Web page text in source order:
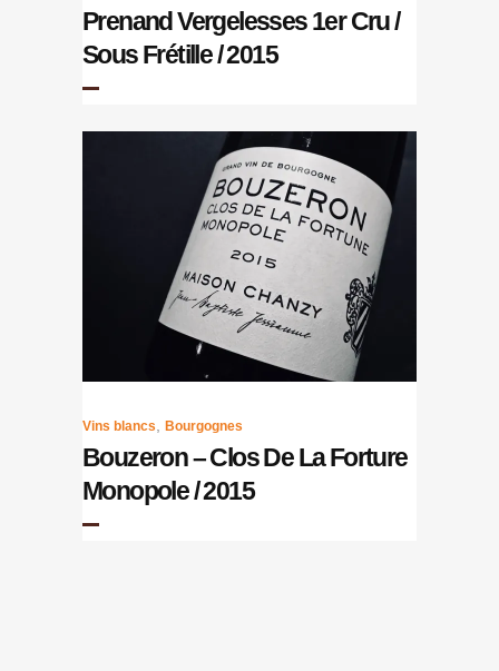
Prenand Vergelesses 1er Cru /
Sous Frétille / 2015
Vins blancs Bourgognes
Bouzeron – Clos De La Forture
Monopole / 2015